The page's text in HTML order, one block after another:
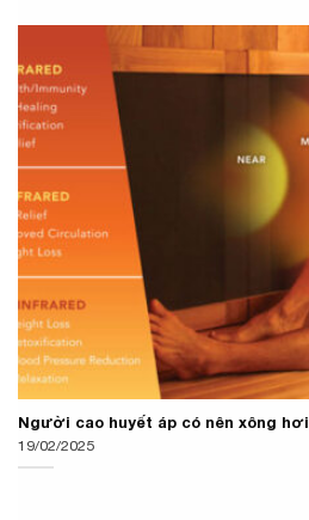
Người cao huyết áp có nên xông hơi
19/02/2025